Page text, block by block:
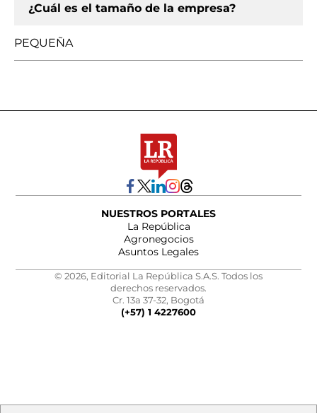
¿Cuál es el tamaño de la empresa?
PEQUEÑA
NUESTROS PORTALES
La República
Agronegocios
Asuntos Legales
© 2026, Editorial La República S.A.S. Todos los
derechos reservados.
Cr. 13a 37-32, Bogotá
(+57) 1 4227600